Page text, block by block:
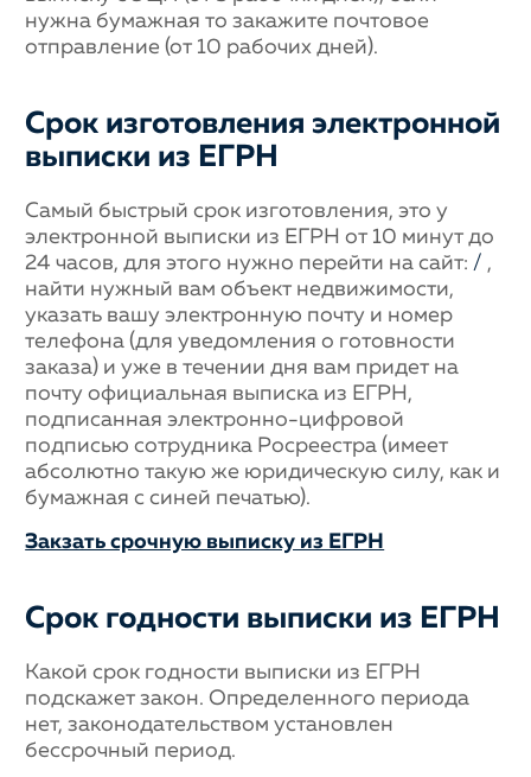
нужна бумажная то закажите почтовое
отправление (от 10 рабочих дней).
Срок изготовления электронной
выписки из ЕГРН
Самый быстрый срок изготовления, это у
электронной выписки из ЕГРН от 10 минут до
24 часов, для этого нужно перейти на сайт: / ,
найти нужный вам объект недвижимости,
указать вашу электронную почту и номер
телефона (для уведомления о готовности
заказа) и уже в течении дня вам придет на
почту официальная выписка из ЕГРН,
подписанная электронно-цифровой
подписью сотрудника Росреестра (имеет
абсолютно такую же юридическую силу, как и
бумажная с синей печатью).
Закзать срочную выписку из ЕГРН
Срок годности выписки из ЕГРН
Какой срок годности выписки из ЕГРН
подскажет закон. Определенного периода
нет, законодательством установлен
бессрочный период.